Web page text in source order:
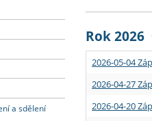
Strategie
Podpora
Učitelské
Rigorózní
Granty a
a sdělení
Rok 2026
2026-05-04
2026-04-27
2026-04-20